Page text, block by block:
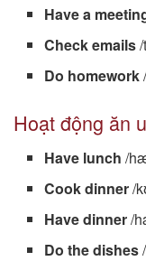
Have a
Check emails
Do homework
Hoạt động ăn
Have lunch /
Cook dinner/
Have dinner/
Do the dishes